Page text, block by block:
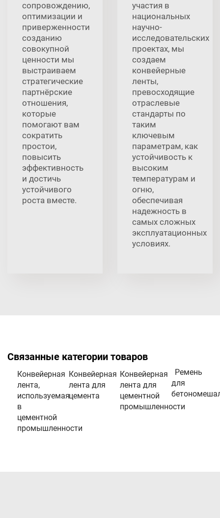
сопровождению,
оптимизации и
приверженности
созданию
совокупной
ценности мы
выстраиваем
стратегические
партнёрские
отношения,
которые
помогают вам
сократить
простои,
повысить
эффективность
и достичь
устойчивого
роста вместе.
участия в
национальных
научно-
исследовательских
проектах, мы
создаем
конвейерные
ленты,
превосходящие
отраслевые
стандарты по
таким
ключевым
параметрам, как
устойчивость к
высоким
температурам и
огню,
обеспечивая
надежность в
самых сложных
эксплуатационных
условиях.
Связанные категории товаров
Конвейерная
лента,
используемая
в
цементной
промышленности
Конвейерная
лента для
цемента
Конвейерная
лента для
цементной
промышленности
Ремень
для